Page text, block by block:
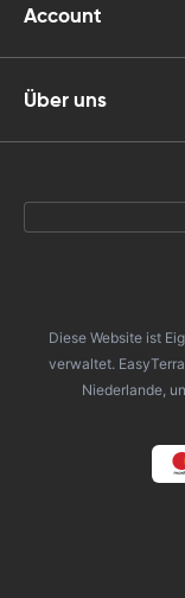
Account
Über uns
Diese Website ist
verwaltet.
Niederlande,